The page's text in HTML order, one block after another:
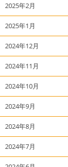
2025年2月
2025年1月
2024年12月
2024年11月
2024年10月
2024年9月
2024年8月
2024年7月